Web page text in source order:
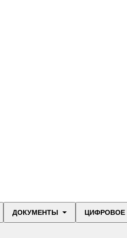
ДОКУМЕНТЫ ЦИФРОВОЕ